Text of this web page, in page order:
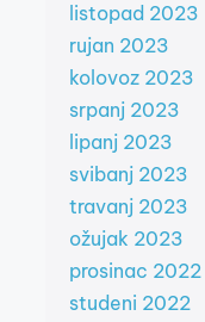
listopad 2023
rujan 2023
kolovoz 2023
srpanj 2023
lipanj 2023
svibanj 2023
travanj 2023
ožujak 2023
prosinac 2022
studeni 2022